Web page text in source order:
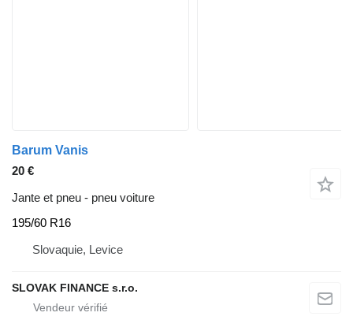
Barum Vanis
20 €
Jante et pneu - pneu voiture
195/60 R16
Slovaquie, Levice
SLOVAK FINANCE s.r.o.